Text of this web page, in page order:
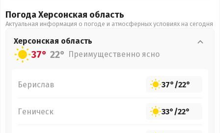
Погода Херсонская область
Актуальная информация о погоде и атмосферных условиях на сегодня
Херсонская область
37° 22° Преимущественно ясно
Берислав 37°/22°
Геническ 33°/22°